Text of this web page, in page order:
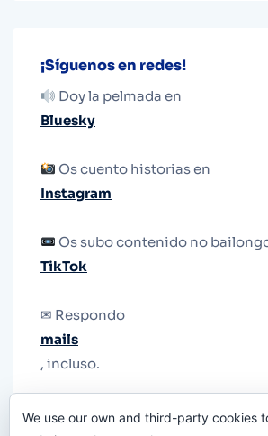
¡Síguenos en redes!
Doy la pelmada en
Bluesky
Os cuento historias en
Instagram
Os subo contenido no
TikTok
✉ Respondo
mails
, incluso.
le quiten el teléfono.
We use our own and third-party cookies